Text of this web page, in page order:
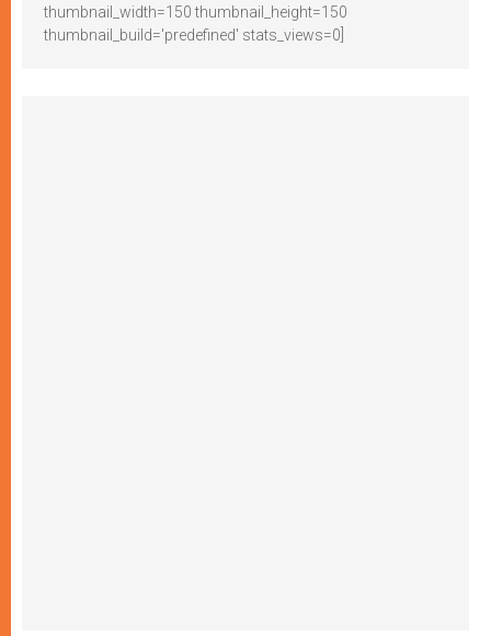
thumbnail_width=150 thumbnail_height=150
thumbnail_build='predefined' stats_views=0]